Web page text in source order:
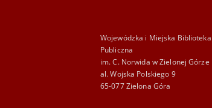
Wojewódzka i Miejska Biblioteka
Publiczna
im. C. Norwida w Zielonej Górze
al. Wojska Polskiego 9
65-077 Zielona Góra